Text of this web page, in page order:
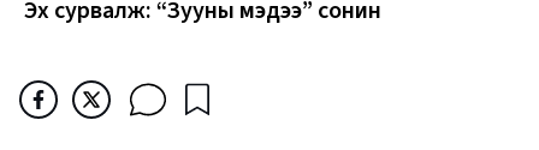
Эх сурвалж: “Зууны мэдээ” сонин